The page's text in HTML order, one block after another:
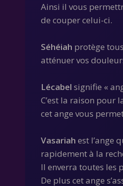
Ainsi il vous
de couper celui-ci.
Séhéiah protège
atténuer vos
Lécabel signifie «
C’est la raison pour
cet ange vous
Vasariah est l’ange
rapidement à la
Il enverra toutes les
De plus cet ange